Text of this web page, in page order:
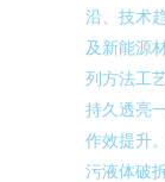
沿、技术
及新能源
列方法工
持久透亮
作效提升
污液体破